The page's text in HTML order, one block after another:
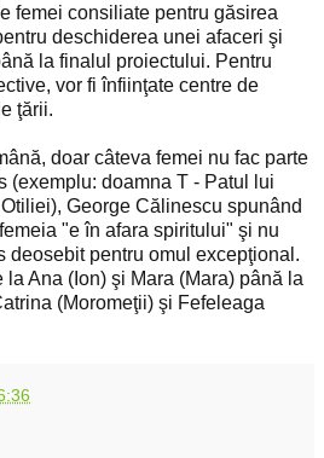
femei consiliate pentru găsirea
deschiderea unei afaceri şi
la finalul proiectului. Pentru
vor fi înfiinţate centre de
ţării.
doar câteva femei nu fac parte
(exemplu: doamna T - Patul lui
George Călinescu spunând
"e în afara spiritului" şi nu
deosebit pentru omul excepţional.
Ana (Ion) şi Mara (Mara) până la
(Moromeţii) şi Fefeleaga